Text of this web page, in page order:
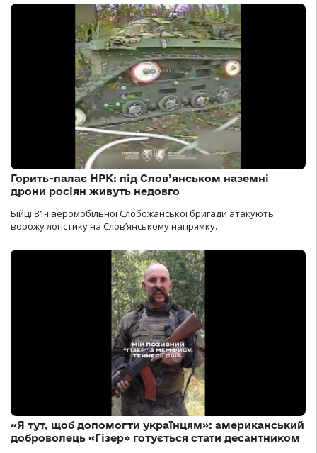
Горить-палає НРК: під Слов’янськом наземні
дрони росіян живуть недовго
Бійці 81-ї аеромобільної Слобожанської бригади атакують
ворожу логістику на Словʼянському напрямку.
«Я тут, щоб допомогти українцям»: американський
доброволець «Гізер» готується стати десантником